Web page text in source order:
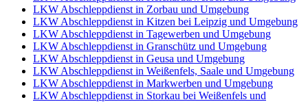
LKW Abschleppdienst in Zorbau und Umgebung
LKW Abschleppdienst in Kitzen bei Leipzig und Umgebung
LKW Abschleppdienst in Tagewerben und Umgebung
LKW Abschleppdienst in Granschütz und Umgebung
LKW Abschleppdienst in Geusa und Umgebung
LKW Abschleppdienst in Weißenfels, Saale und Umgebung
LKW Abschleppdienst in Markwerben und Umgebung
LKW Abschleppdienst in Storkau bei Weißenfels und